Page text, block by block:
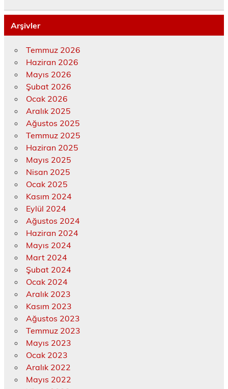
Arşivler
Temmuz 2026
Haziran 2026
Mayıs 2026
Şubat 2026
Ocak 2026
Aralık 2025
Ağustos 2025
Temmuz 2025
Haziran 2025
Mayıs 2025
Nisan 2025
Ocak 2025
Kasım 2024
Eylül 2024
Ağustos 2024
Haziran 2024
Mayıs 2024
Mart 2024
Şubat 2024
Ocak 2024
Aralık 2023
Kasım 2023
Ağustos 2023
Temmuz 2023
Mayıs 2023
Ocak 2023
Aralık 2022
Mayıs 2022